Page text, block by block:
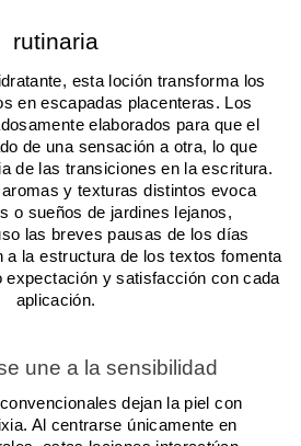
rutinaria
esta loción transforma los
en escapadas placenteras. Los
elaborados para que el
de una sensación a otra, lo que
de las transiciones en la escritura.
y texturas distintos evoca
o sueños de jardines lejanos,
las breves pausas de los días
a la estructura de los textos fomenta
expectación y satisfacción con cada
aplicación.
une a la sensibilidad
dejan la piel con
Al centrarse únicamente en